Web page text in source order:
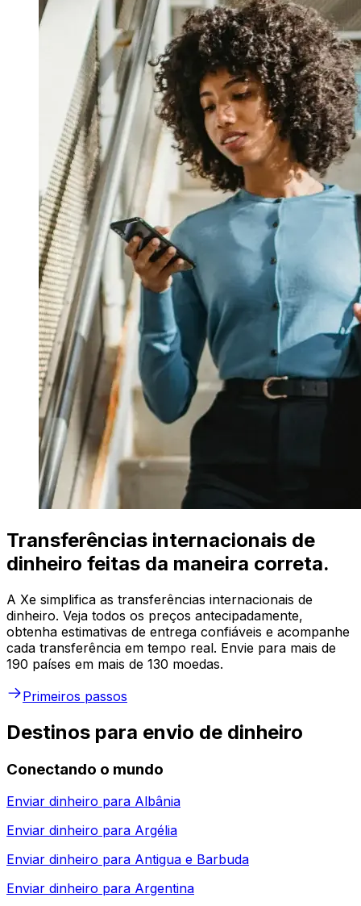
Transferências internacionais de
dinheiro feitas da maneira correta.
A Xe simplifica as transferências internacionais de
dinheiro. Veja todos os preços antecipadamente,
obtenha estimativas de entrega confiáveis e acompanhe
cada transferência em tempo real. Envie para mais de
190 países em mais de 130 moedas.
Primeiros passos
Destinos para envio de dinheiro
Conectando o mundo
Enviar dinheiro para Albânia
Enviar dinheiro para Argélia
Enviar dinheiro para Antigua e Barbuda
Enviar dinheiro para Argentina